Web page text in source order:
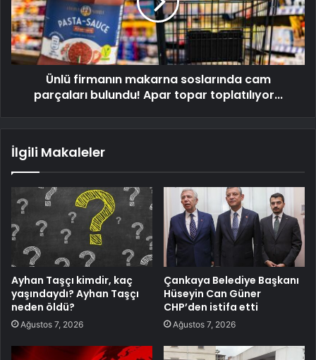
Ünlü firmanın makarna soslarında cam
parçaları bulundu! Apar topar toplatılıyor...
İlgili Makaleler
Ayhan Taşçı kimdir, kaç
yaşındaydı? Ayhan Taşçı
neden öldü?
Ağustos 7, 2026
Çankaya Belediye Başkanı
Hüseyin Can Güner
CHP’den istifa etti
Ağustos 7, 2026